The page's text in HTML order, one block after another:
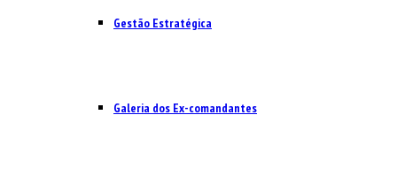
Gestão Estratégica
Galeria dos Ex-comandantes